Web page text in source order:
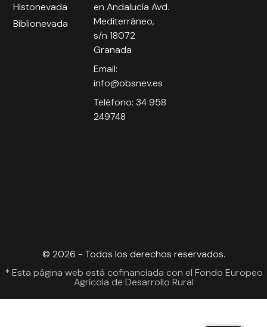
Histonevada
Biblionevada
en Andalucía Avd.
Mediterráneo,
s/n 18072
Granada
Email:
info@obsnev.es
Teléfono: 34 958
249748
© 2026 - Todos los derechos reservados.
* Esta página web está cofinanciada con el Fondo Europeo
Agrícola de Desarrollo Rural